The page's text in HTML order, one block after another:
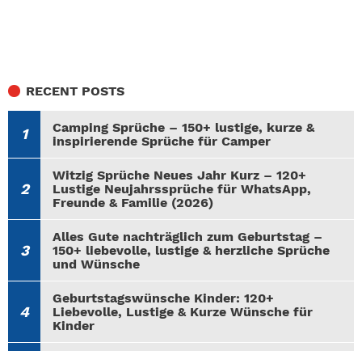
RECENT POSTS
Camping Sprüche – 150+ lustige, kurze &
inspirierende Sprüche für Camper
Witzig Sprüche Neues Jahr Kurz – 120+
Lustige Neujahrssprüche für WhatsApp,
Freunde & Familie (2026)
Alles Gute nachträglich zum Geburtstag –
150+ liebevolle, lustige & herzliche Sprüche
und Wünsche
Geburtstagswünsche Kinder: 120+
Liebevolle, Lustige & Kurze Wünsche für
Kinder